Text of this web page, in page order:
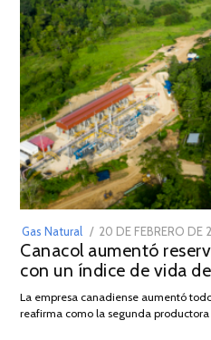
Gas Natural
POSTED
ON
20 DE FEBRERO DE
Canacol aumentó
con un índice de vida
La empresa canadiense aumentó
reafirma como la segunda productora